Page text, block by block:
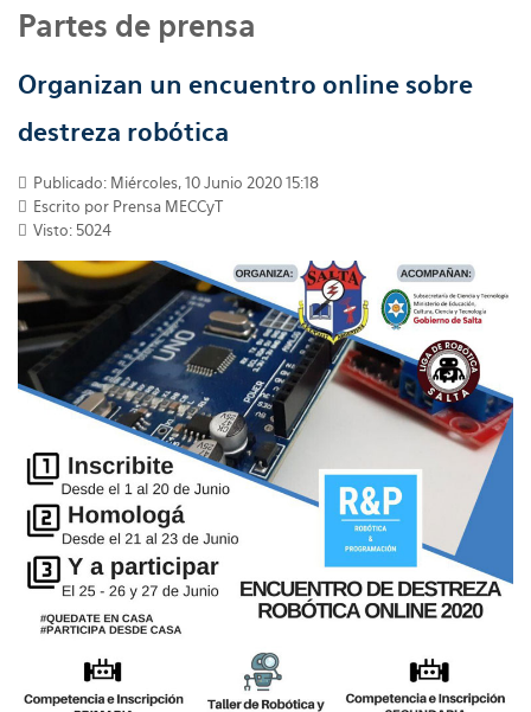
Partes de prensa
Organizan un encuentro online sobre
destreza robótica
Publicado: Miércoles, 10 Junio 2020 15:18
Escrito por Prensa MECCyT
Visto: 5024